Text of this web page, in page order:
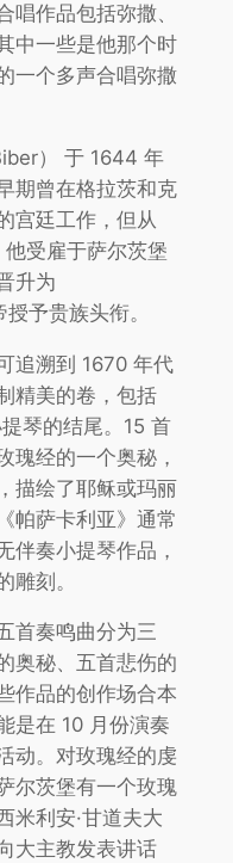
唱作品包括弥撒、
中一些是他那个时
一个多声合唱弥撒
） 于 1644 年
期曾在格拉茨和克
宫廷工作，但从
受雇于萨尔茨堡
升为
予贵族头衔。
追溯到 1670 年代
精美的卷，包括
琴的结尾。15 首
瑰经的一个奥秘，
描绘了耶稣或玛丽
帕萨卡利亚》通常
伴奏小提琴作品，
雕刻。
首奏鸣曲分为三
秘、五首悲伤的
作品的创作场合本
是在 10 月份演奏
动。对玫瑰经的虔
尔茨堡有一个玫瑰
米利安·甘道夫大
大主教发表讲话